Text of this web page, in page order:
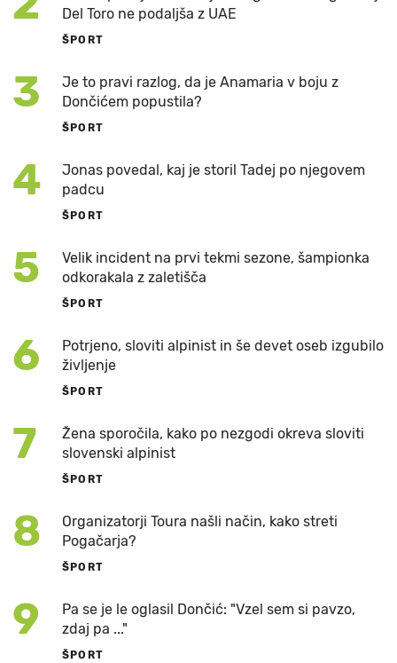
Del Toro ne podaljša z UAE
ŠPORT
3
Je to pravi razlog, da je Anamaria v boju z
Dončićem popustila?
ŠPORT
4
Jonas povedal, kaj je storil Tadej po njegovem
padcu
ŠPORT
5
Velik incident na prvi tekmi sezone, šampionka
odkorakala z zaletišča
ŠPORT
6
Potrjeno, sloviti alpinist in še devet oseb izgubilo
življenje
ŠPORT
7
Žena sporočila, kako po nezgodi okreva sloviti
slovenski alpinist
ŠPORT
8
Organizatorji Toura našli način, kako streti
Pogačarja?
ŠPORT
9
Pa se je le oglasil Dončić: "Vzel sem si pavzo,
zdaj pa ..."
ŠPORT